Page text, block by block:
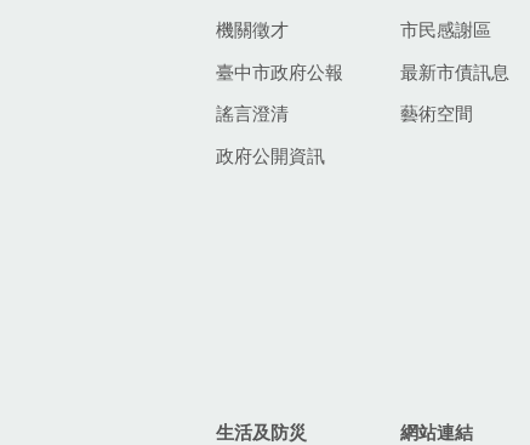
機關徵才
臺中市政府公報
謠言澄清
政府公開資訊
市民感謝區
最新市債訊息
藝術空間
生活及防災 網站連結